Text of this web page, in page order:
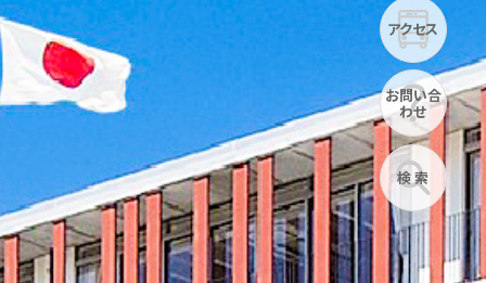
アクセス
お問い合
わせ
検 索